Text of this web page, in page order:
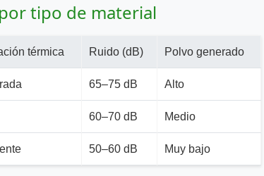
tipo de material
térmica Ruido (dB) Polvo generado
65–75 dB Alto
60–70 dB Medio
50–60 dB Muy bajo